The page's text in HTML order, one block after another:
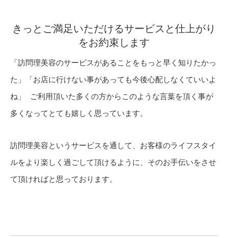
きっとご満足いただけるサービスと仕上がり
をお約束します
「訪問理美容のサービスがあることをもっと早く知りたかっ
た」「お店に行けない事があっても今後心配しなくていいよ
ね」 ご利用頂いた多くの方からこのような言葉を頂く事が
多くなってとても嬉しく思っています。
訪問理美容というサービスを通して、お客様のライフスタイ
ルをより楽しく過ごして頂けるように、そのお手伝いをさせ
て頂ければと思っております。